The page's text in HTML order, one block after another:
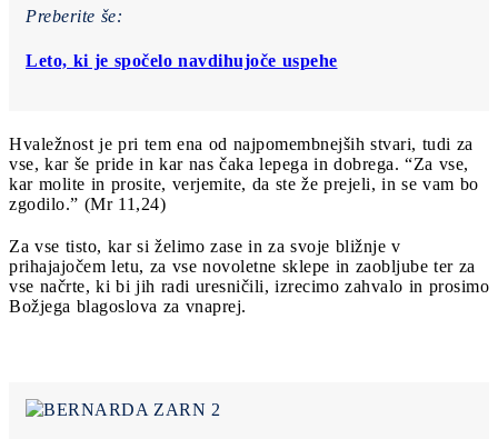
Preberite še:
Leto, ki je spočelo navdihujoče uspehe
Hvaležnost je pri tem ena od najpomembnejših stvari, tudi za
vse, kar še pride in kar nas čaka lepega in dobrega. “Za vse,
kar molite in prosite, verjemite, da ste že prejeli, in se vam bo
zgodilo.” (Mr 11,24)
Za vse tisto, kar si želimo zase in za svoje bližnje v
prihajajočem letu, za vse novoletne sklepe in zaobljube ter za
vse načrte, ki bi jih radi uresničili, izrecimo zahvalo in prosimo
Božjega blagoslova za vnaprej.